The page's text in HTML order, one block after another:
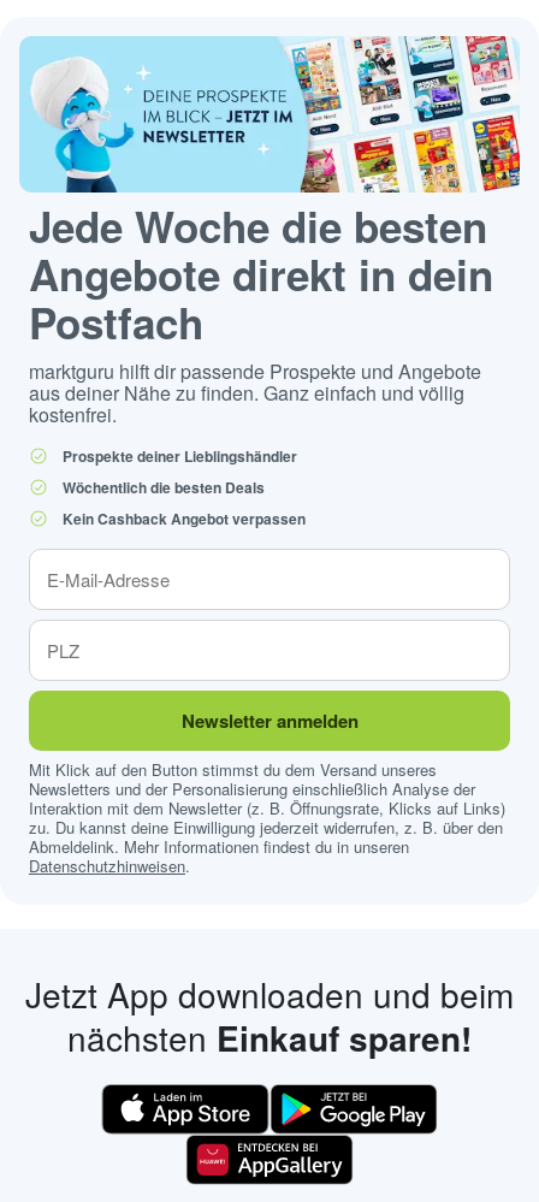
Jede Woche die besten
Angebote direkt in dein
Postfach
marktguru hilft dir passende Prospekte und Angebote
aus deiner Nähe zu finden. Ganz einfach und völlig
kostenfrei.
Prospekte deiner Lieblingshändler
Wöchentlich die besten Deals
Kein Cashback Angebot verpassen
Newsletter anmelden
Mit Klick auf den Button stimmst du dem Versand unseres
Newsletters und der Personalisierung einschließlich Analyse der
Interaktion mit dem Newsletter (z. B. Öffnungsrate, Klicks auf Links)
zu. Du kannst deine Einwilligung jederzeit widerrufen, z. B. über den
Abmeldelink. Mehr Informationen findest du in unseren
Datenschutzhinweisen.
Jetzt App downloaden und beim
nächsten Einkauf sparen!